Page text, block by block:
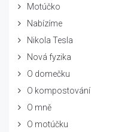
Motúčko
Nabízíme
Nikola Tesla
Nová fyzika
O domečku
O kompostování
O mně
O motúčku